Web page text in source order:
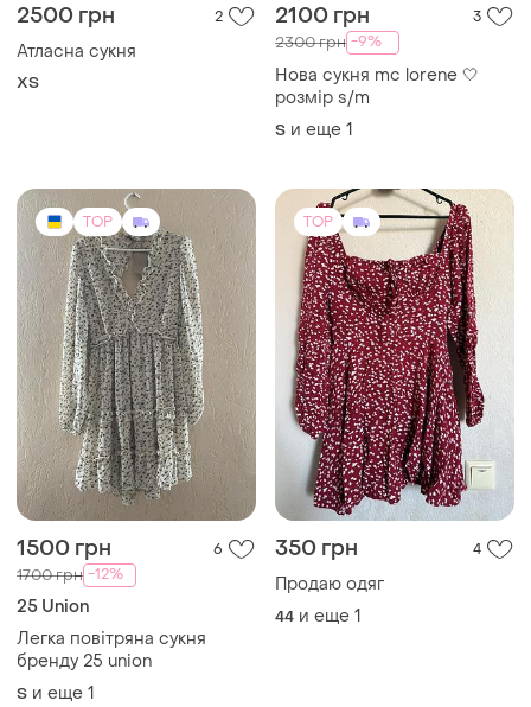
1500 грн 6
1700 грн -12%
25 Union
Легка повітряна сукня
бренду 25 union
S и еще 1
TOP
350 грн 4
Продаю одяг
и еще 1
TOP